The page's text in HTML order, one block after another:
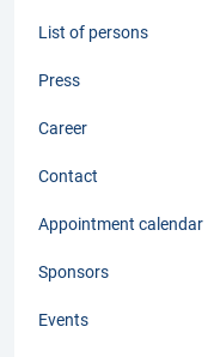
List of persons
Press
Career
Contact
Appointment calendar
Sponsors
Events